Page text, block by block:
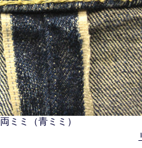
両ミミ（青ミミ）